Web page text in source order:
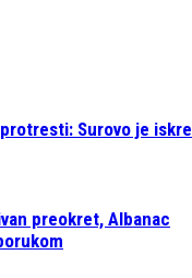
Surovo je
preokret, Albanac